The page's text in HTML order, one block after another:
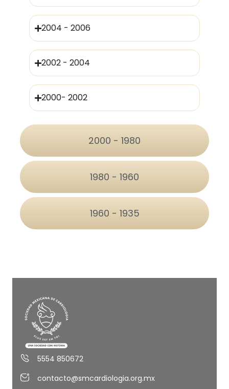
2000 - 1980
1980 - 1960
1960 - 1935
2004 - 2006
2002 - 2004
2000- 2002
5554 850672
contacto@smcardiologia.org.mx